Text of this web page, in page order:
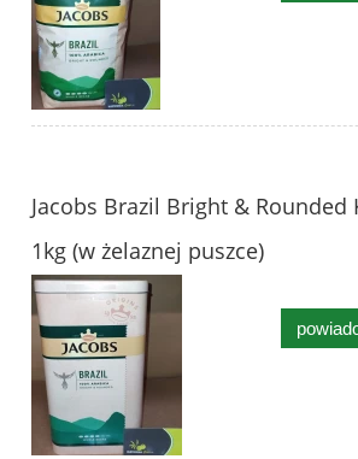
Jacobs Brazil Bright & Rounded
1kg (w żelaznej puszce)